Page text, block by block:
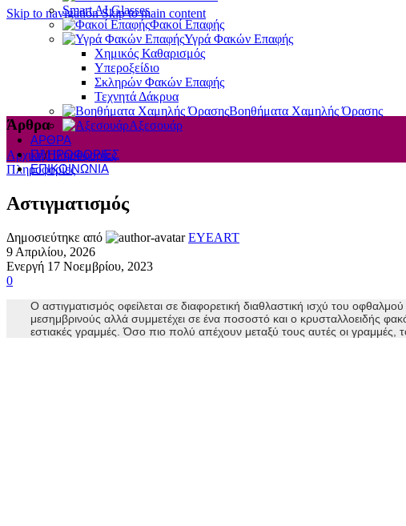
Skip to navigationSkip to main content
Smart AI Glasses
Φακοί Επαφής
Υγρά Φακών Επαφής
Χημικός Καθαρισμός
Υπεροξείδιο
Σκληρών Φακών Επαφής
Τεχνητά Δάκρυα
Βοηθήματα Χαμηλής Όρασης
Αξεσουάρ
ΆΡΘΡΑ
ΠΛΗΡΟΦΟΡΊΕΣ
ΕΠΙΚΟΙΝΩΝΊΑ
Άρθρα
Αρχική/Πληροφορίες
Πληροφορίες
Αστιγματισμός
Δημοσιεύτηκε από
EYEART
9 Απριλίου, 2026
Ενεργή 17 Νοεμβρίου, 2023
0
Ο αστιγματισμός οφείλεται σε διαφορετική διαθλαστική ισχύ του
μεσημβρινούς αλλά συμμετέχει σε ένα ποσοστό και ο κρυσταλλοειδής
εστιακές γραμμές. Όσο πιο πολύ απέχουν μεταξύ τους αυτές οι γραμμές,